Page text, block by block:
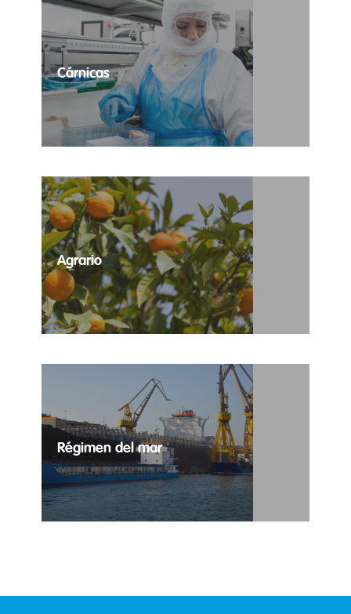
Cárnicas
Contratación temporal de profesionales del sector
cárnico.
Agrario
Selección de puestos temporales para todas las
necesidades del sector agrario.
Régimen del mar
Trabajo temporal para régimen del mar.